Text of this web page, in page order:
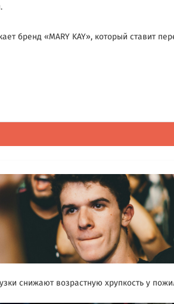
снижают возрастную хрупкость у
бренд «MARY KAY», который ставит